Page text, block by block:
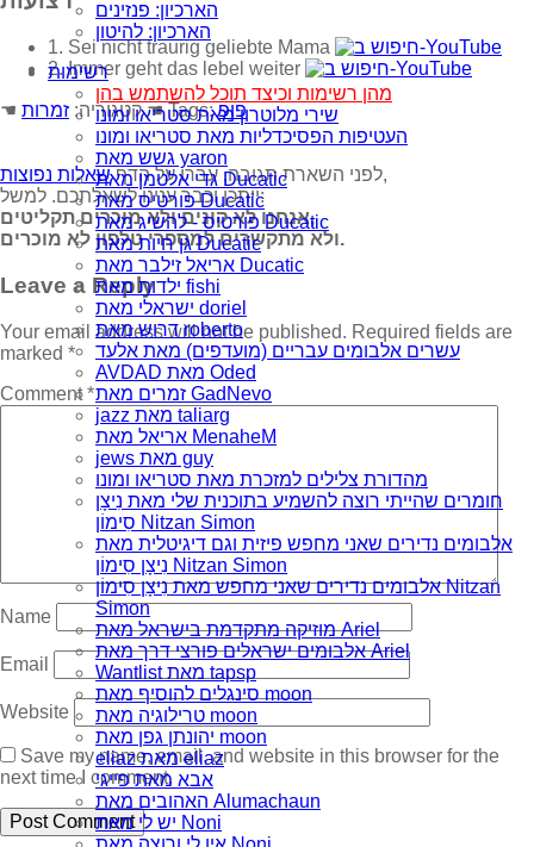
הארכיון: פנזינים
הארכיון: להיטון
רשימות
מהן רשימות וכיצד תוכל להשתמש בהן
שירי מלוטרון מאת סטריאו ומונו
העטיפות הפסיכדליות מאת סטריאו ומונו
גשש מאת yaron
גדי אלטמן מאת Ducatic
פורטיס מאת Ducatic
פורטיס - להשיג מאת Ducatic
גן חיות מאת Ducatic
אריאל זילבר מאת Ducatic
ילדות מאת fishi
ישראלי מאת doriel
דרוש מאת roberto
עשרים אלבומים עבריים (מועדפים) מאת אלעד
AVDAD מאת Oded
זמרים מאת GadNevo
jazz מאת taliarg
אריאל מאת MenaheM
jews מאת guy
מהדורת צלילים למזכרת מאת סטריאו ומונו
חומרים שהייתי רוצה להשמיע בתוכנית שלי מאת נִיצָן
סִימוֹן Nitzan Simon
אלבומים נדירים שאני מחפש פיזית וגם דיגיטלית מאת
נִיצָן סִימוֹן Nitzan Simon
אלבומים נדירים שאני מחפש מאת נִיצָן סִימוֹן Nitzan
Simon
מוזיקה מתקדמת בישראל מאת Ariel
אלבומים ישראלים פורצי דרך מאת Ariel
Wantlist מאת tapsp
סינגלים להוסיף מאת moon
טרילוגיה מאת moon
יהונתן גפן מאת moon
eliaz מאת eliaz
אבא מאת פייגי
האהובים מאת Alumachaun
יש לי מאת Noni
1. Sei nicht traurig geliebte Mama
2. Immer geht das lebel weiter
☚ קטגוריה: זמרות ☚ Tags:פופ
לפני השארת תגובה, עברו על הדףשאלות נפוצות
,
ייתכן וכבר ענינו לשאלתכם. למשל:
אנחנו לא קונים ולא מוכרים תקליטים,
ולא מתקשרים למספרי טלפון לא מוכרים.
Leave a Reply
Your email address will not be published. Required fields are
marked *
Comment*
Name
Email
Website
Save my name, email, and website in this browser for the
next time I comment.